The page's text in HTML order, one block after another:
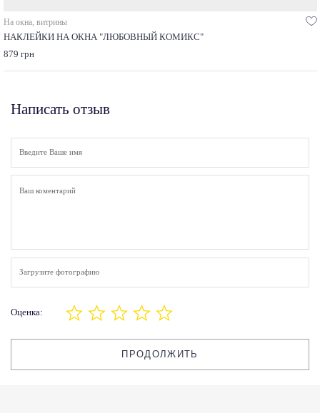
На окна, витрины
НАКЛЕЙКИ НА ОКНА "ЛЮБОВНЫЙ КОМИКС"
879 грн
Написать отзыв
Загрузите фотографию
Оценка:
ПРОДОЛЖИТЬ